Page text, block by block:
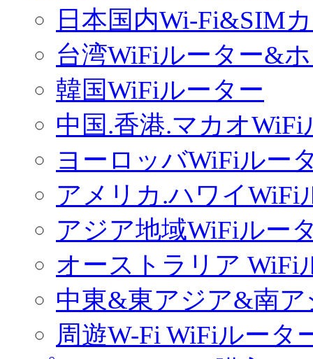
日本国内Wi-Fi&SIM
台湾WiFiルーター&
韓国WiFiルーター
中国.香港.マカオWiFi
ヨーロッバWiFiルー
アメリカ.ハワイWiFi
アジア地域WiFiルー
オーストラリア WiFi
中東&東アジア&南
周遊W-Fi WiFiルータ